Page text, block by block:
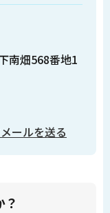
南畑568番地1
ールを送る